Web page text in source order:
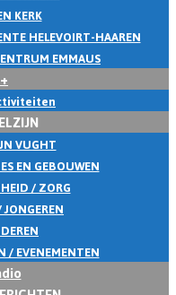
KERK
HELEVOIRT-HAAREN
EMMAUS
VUGHT
EN GEBOUWEN
/ ZORG
/ EVENEMENTEN